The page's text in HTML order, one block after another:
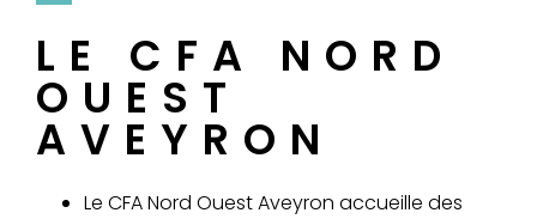
LE CFA NORD
OUEST
AVEYRON
Le CFA Nord Ouest Aveyron accueille des